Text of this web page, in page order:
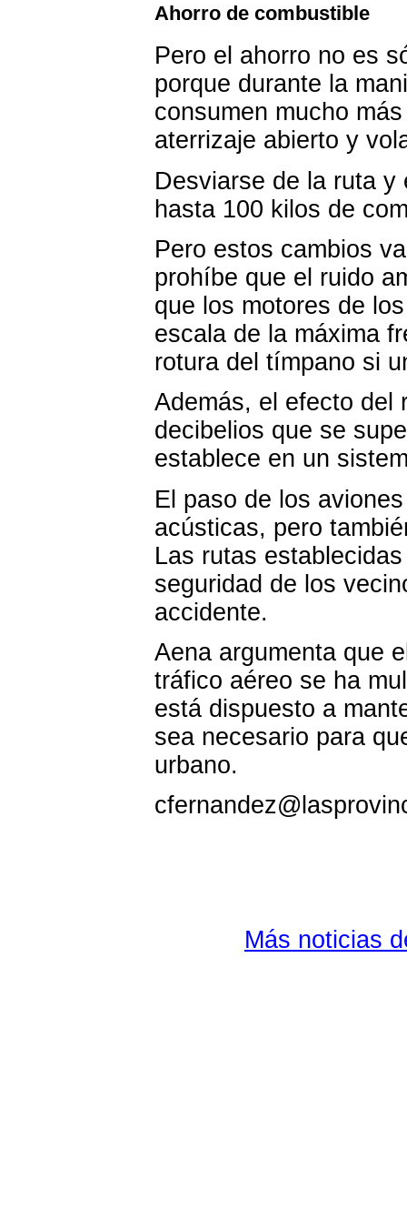
Ahorro de combustible
Pero el ahorro no es
porque durante la
consumen mucho
aterrizaje abierto y
Desviarse de la ruta y
hasta 100 kilos de
Pero estos cambios
prohíbe que el ruido
que los motores de
escala de la máxima
rotura del tímpano si
Además, el efecto del
decibelios que se
establece en un
El paso de los
acústicas, pero
Las rutas
seguridad de los
accidente.
Aena argumenta que
tráfico aéreo se ha
está dispuesto a
sea necesario para
urbano.
Más noticias